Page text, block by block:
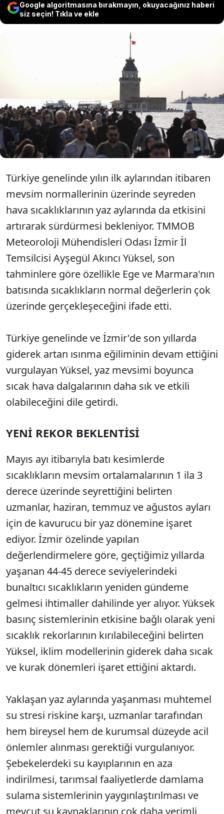
Google algoritmasına bırakmayın, okuyacağınız haberi
siz seçin! Tıkla ve ekle
özellikle Ege Bölgesi'nde yaz aylarının mevsim
normallerinin üzerinde sıcak geçeceği konusunda
uyarılarda bulundu. Geçtiğimiz yıllarda görülen
aşırı sıcakların tekrarlanabileceği belirtilirken,
şiddetli yağışların yeraltı sularını yeterince
beslememesi nedeniyle su kaynaklarının
korunması için acil tasarruf çağrısı yapıldı.
Türkiye genelinde yılın ilk aylarından itibaren
mevsim normallerinin üzerinde seyreden
hava sıcaklıklarının yaz aylarında da etkisini
artırarak sürdürmesi bekleniyor. TMMOB
Meteoroloji Mühendisleri Odası İzmir İl
Temsilcisi Ayşegül Akıncı Yüksel, son
tahminlere göre özellikle Ege ve Marmara'nın
batısında sıcaklıkların normal değerlerin çok
üzerinde gerçekleşeceğini ifade etti.
Türkiye genelinde ve İzmir'de son yıllarda
giderek artan ısınma eğiliminin devam ettiğini
vurgulayan Yüksel, yaz mevsimi boyunca
sıcak hava dalgalarının daha sık ve etkili
olabileceğini dile getirdi.
YENİ REKOR BEKLENTİSİ
Mayıs ayı itibarıyla batı kesimlerde
sıcaklıkların mevsim ortalamalarının 1 ila 3
derece üzerinde seyrettiğini belirten
uzmanlar, haziran, temmuz ve ağustos ayları
için de kavurucu bir yaz dönemine işaret
ediyor. İzmir özelinde yapılan
değerlendirmelere göre, geçtiğimiz yıllarda
yaşanan 44-45 derece seviyelerindeki
bunaltıcı sıcaklıkların yeniden gündeme
gelmesi ihtimaller dahilinde yer alıyor. Yüksek
basınç sistemlerinin etkisine bağlı olarak yeni
sıcaklık rekorlarının kırılabileceğini belirten
Yüksel, iklim modellerinin giderek daha sıcak
ve kurak dönemleri işaret ettiğini aktardı.
Yaklaşan yaz aylarında yaşanması muhtemel
su stresi riskine karşı, uzmanlar tarafından
hem bireysel hem de kurumsal düzeyde acil
önlemler alınması gerektiği vurgulanıyor.
Şebekelerdeki su kayıplarının en aza
indirilmesi, tarımsal faaliyetlerde damlama
sulama sistemlerinin yaygınlaştırılması ve
mevcut su kaynaklarının çok daha verimli